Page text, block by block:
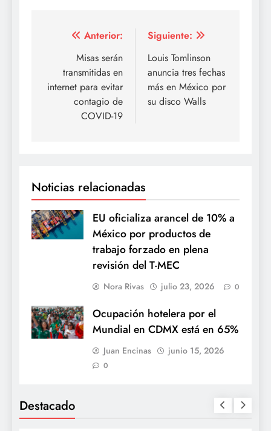
Navegación
entradas
Anterior:
Misas serán
transmitidas en
internet para evitar
contagio de
COVID-19
Siguiente:
Louis Tomlinson
anuncia tres fechas
más en México por
su disco Walls
Noticias relacionadas
EU oficializa arancel de 10% a
México por productos de
trabajo forzado en plena
revisión del T-MEC
Nora Rivas julio 23, 2026 0
Ocupación hotelera por el
Mundial en CDMX está en 65%
Juan Encinas junio 15, 2026
0
Destacado